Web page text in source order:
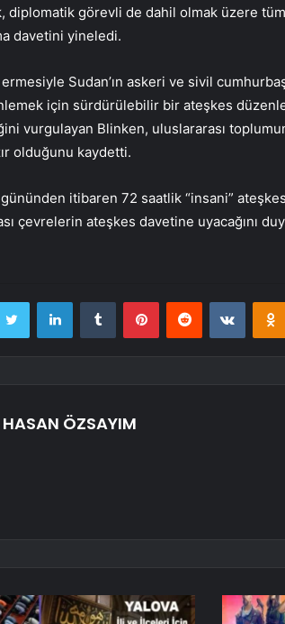
diplomatik görevli de dahil olmak üzere
davetini yineledi.
ermesiyle Sudan’ın askeri ve sivil
için sürdürülebilir bir ateşkes
vurgulayan Blinken, uluslararası
olduğunu kaydetti.
itibaren 72 saatlik “insani”
çevrelerin ateşkes davetine uyacağını
Twitter LinkedInTumblr PinterestReddit
HASAN ÖZSAYIM